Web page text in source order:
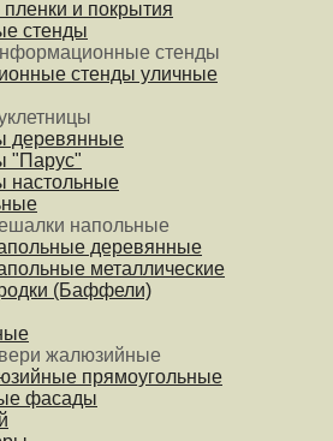
и покрытия
стенды
стенды
стенды уличные
деревянные
"Парус"
настольные
напольные
деревянные
металлические
(Баффели)
жалюзийные
прямоугольные
фасады